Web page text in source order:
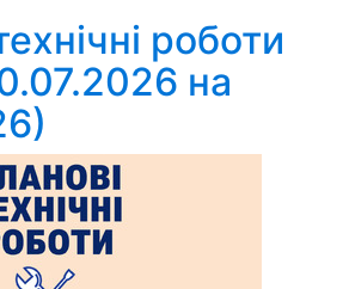
роботи
на